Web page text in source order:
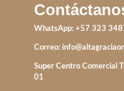
WhatsApp: +57 323
Correo:
Super Centro Comercial
01